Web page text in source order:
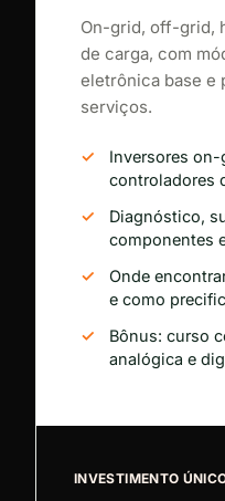
On-grid, off-grid,
de carga, com
eletrônica base e
serviços.
Inversores
controladores
Diagnóstico,
componentes
Onde
e como
Bônus: curso
analógica e
INVESTIMENTO